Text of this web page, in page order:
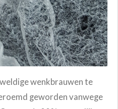
wenkbrauwen te
geworden vanwege